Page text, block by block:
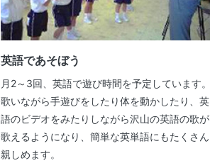
英語であそぼう
月2～3回、英語で遊び時間を予定しています。
歌いながら手遊びをしたり体を動かしたり、英
語のビデオをみたりしながら沢山の英語の歌が
歌えるようになり、簡単な英単語にもたくさん
親しめます。